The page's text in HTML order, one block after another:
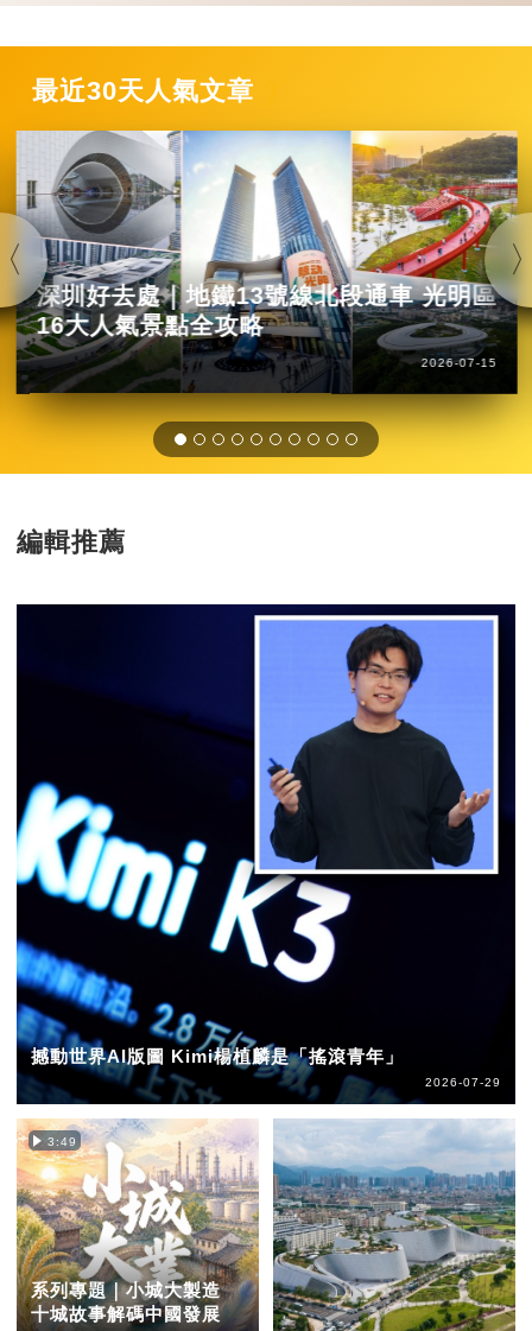
最近30天人氣文章
深圳好去處｜地鐵13號線北段通車 光明區
16大人氣景點全攻略
2026-07-15
編輯推薦
撼動世界AI版圖 Kimi楊植麟是「搖滾青年」
2026-07-29
3:49
系列專題｜小城大製造
十城故事解碼中國發展